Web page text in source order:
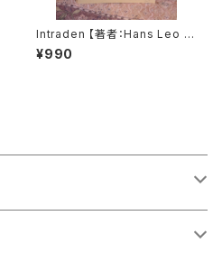
Intraden 【著者：Hans Leo H
assler】出版社：BÄRENREITE
R KASSEL 1951年
¥990